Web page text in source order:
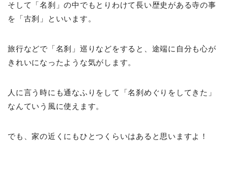
そして「名刹」の中でもとりわけて長い歴史がある寺の事
を「古刹」といいます。
旅行などで「名刹」巡りなどをすると、途端に自分も心が
きれいになったような気がします。
人に言う時にも通なふりをして「名刹めぐりをしてきた」
なんていう風に使えます。
でも、家の近くにもひとつくらいはあると思いますよ！